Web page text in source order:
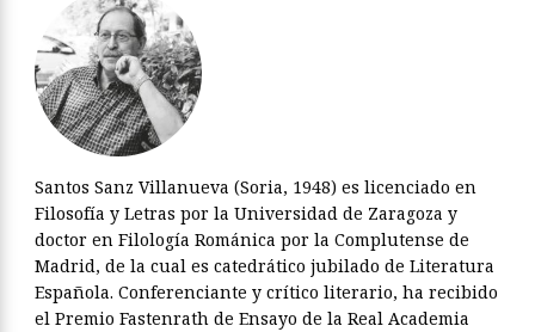
Santos Sanz Villanueva (Soria, 1948) es licenciado en
Filosofía y Letras por la Universidad de Zaragoza y
doctor en Filología Románica por la Complutense de
Madrid, de la cual es catedrático jubilado de Literatura
Españo­la. Conferenciante y crítico literario, ha recibido
el Premio Fastenrath de Ensayo de la Real Academia